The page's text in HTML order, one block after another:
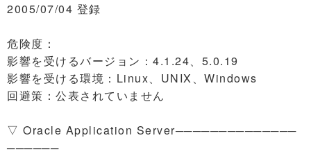
2005/07/04 登録
危険度：
影響を受けるバージョン：4.1.24、5.0.19
影響を受ける環境：Linux、UNIX、Windows
回避策：公表されていません
▽ Oracle Application Server──────────────
──────